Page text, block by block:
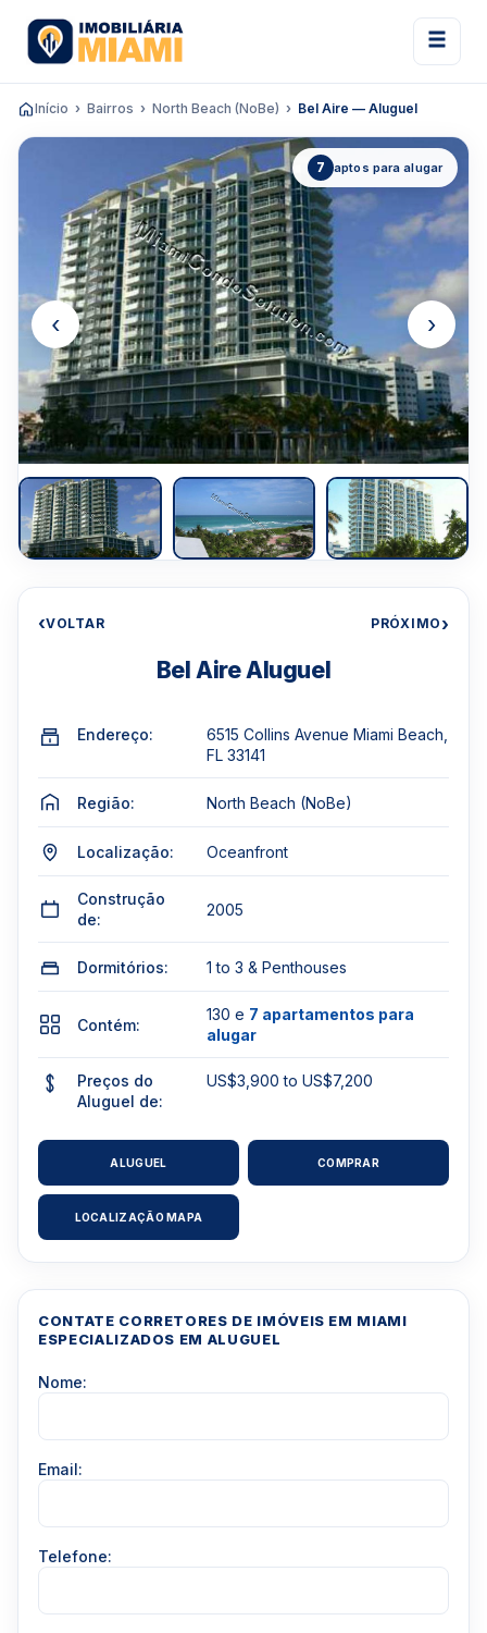
Início Bairros North Beach (NoBe) Bel Aire — Aluguel
7 aptos para alugar
‹ ›
‹VOLTAR PRÓXIMO›
Bel Aire Aluguel
Endereço:
6515 Collins Avenue Miami Beach,
FL 33141
Região: North Beach (NoBe)
Localização: Oceanfront
Construção
de:
2005
Dormitórios: 1 to 3 & Penthouses
Contém:
130 e 7 apartamentos para
alugar
Preços do
Aluguel de:
US$3,900 to US$7,200
ALUGUEL COMPRAR
LOCALIZAÇÃO MAPA
CONTATE CORRETORES DE IMÓVEIS EM MIAMI
ESPECIALIZADOS EM ALUGUEL
Nome:
Email:
Telefone: